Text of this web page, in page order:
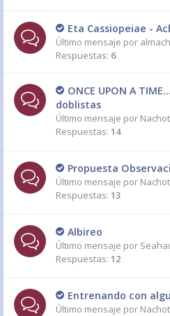
Eta Cassiopeiae -
Último mensaje por almach
Respuestas: 6
ONCE UPON A
doblistas
Último mensaje por
Respuestas: 14
Propuesta
Último mensaje por
Respuestas: 13
Albireo
Último mensaje por
Respuestas: 12
Entrenando con
Último mensaje por